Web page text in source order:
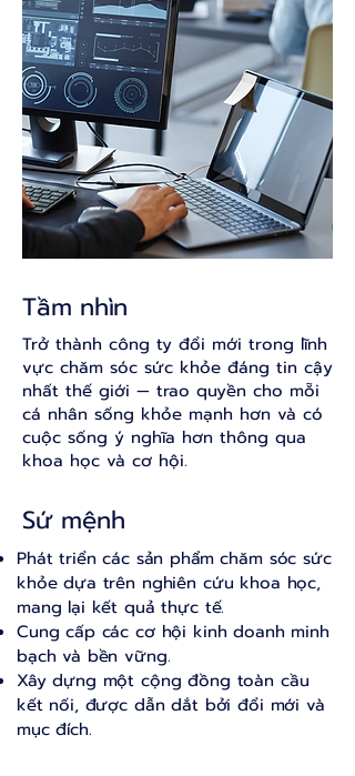
Tầm nhìn
Trở thành công ty đổi mới trong lĩnh
vực chăm sóc sức khỏe đáng tin cậy
nhất thế giới — trao quyền cho mỗi
cá nhân sống khỏe mạnh hơn và có
cuộc sống ý nghĩa hơn thông qua
khoa học và cơ hội.
Sứ mệnh
Phát triển các sản phẩm chăm sóc sức
khỏe dựa trên nghiên cứu khoa học,
mang lại kết quả thực tế.
Cung cấp các cơ hội kinh doanh minh
bạch và bền vững.
Xây dựng một cộng đồng toàn cầu
kết nối, được dẫn dắt bởi đổi mới và
mục đích.